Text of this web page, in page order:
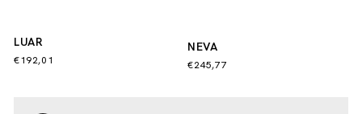
LUAR
€192,01
NEVA
€245,77